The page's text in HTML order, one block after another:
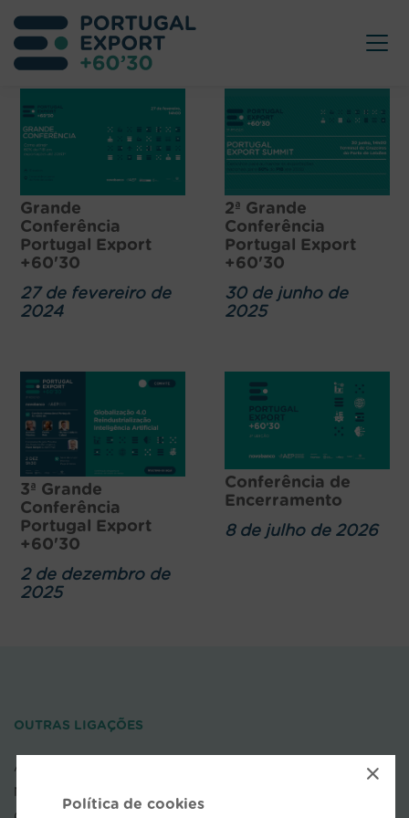
Grande
Conferência
Portugal Export
+60'30
27 de fevereiro de
2024
2ª Grande
Conferência
Portugal Export
+60'30
30 de junho de
2025
3ª Grande
Conferência
Portugal Export
+60'30
2 de dezembro de
2025
Conferência de
Encerramento
8 de julho de 2026
OUTRAS LIGAÇÕES
AEP
NOVOBANCO
×
Política de cookies